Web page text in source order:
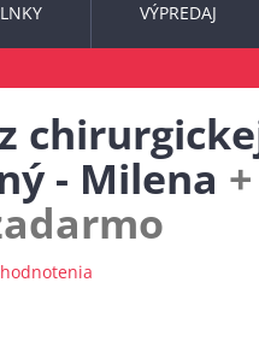
VÝPREDAJ
- Milena